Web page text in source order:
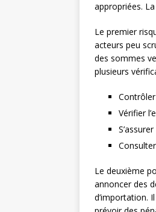
appropriées.
Le premier
acteurs peu
des sommes
plusieurs
Vérifier
Le deuxième
annoncer des
d’importation.